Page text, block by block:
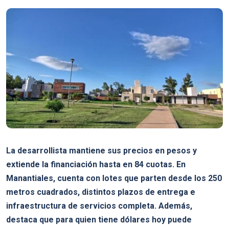
La desarrollista mantiene sus precios en pesos y
extiende la financiación hasta en 84 cuotas. En
Manantiales, cuenta con lotes que parten desde los 250
metros cuadrados, distintos plazos de entrega e
infraestructura de servicios completa. Además,
destaca que para quien tiene dólares hoy puede